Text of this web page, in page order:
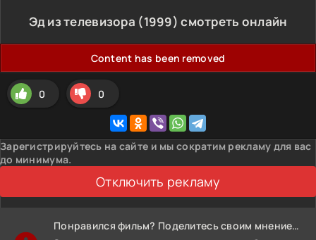
Эд из телевизора (1999) смотреть онлайн
Content has been removed
0 0
Зарегистрируйтесь на сайте и мы сократим рекламу для вас
до минимума.
Отключить рекламу
Понравился фильм? Поделитесь своим мнением!